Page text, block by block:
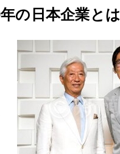
の日本企業とは